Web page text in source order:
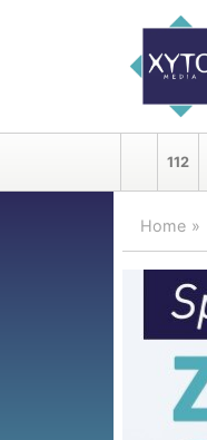
112
Home